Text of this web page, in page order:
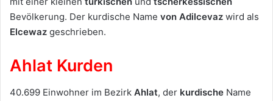
Bevölkerung. Der kurdische Name von Adilcevaz wird als
Elcewaz geschrieben.
Ahlat Kurden
40.699 Einwohner im Bezirk Ahlat, der kurdische Name